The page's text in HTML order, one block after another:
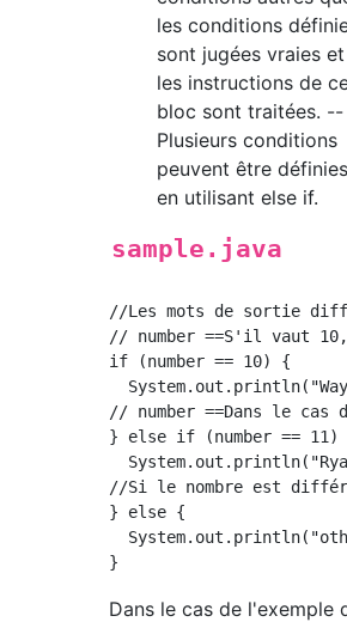
les conditions
sont jugées vraies et
les instructions de
bloc sont traitées. --
Plusieurs conditions
peuvent être définies
en utilisant else if.
sample.java
//Les mots de sortie
// number ==S'il vaut
if (number == 10) {
// number ==Dans le
} else if (number == 11)
//Si le nombre est
} else {
Dans le cas de l'exemple